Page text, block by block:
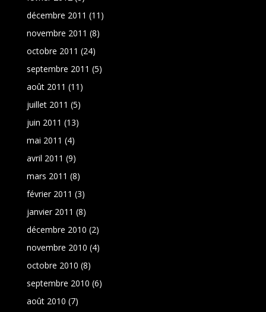
décembre 2011 (11)
novembre 2011 (8)
octobre 2011 (24)
septembre 2011 (5)
août 2011 (11)
juillet 2011 (5)
juin 2011 (13)
mai 2011 (4)
avril 2011 (9)
mars 2011 (8)
février 2011 (3)
janvier 2011 (8)
décembre 2010 (2)
novembre 2010 (4)
octobre 2010 (8)
septembre 2010 (6)
août 2010 (7)